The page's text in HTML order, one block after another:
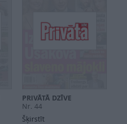
PRIVĀTĀ DZĪVE
Nr. 44
Šķirstīt